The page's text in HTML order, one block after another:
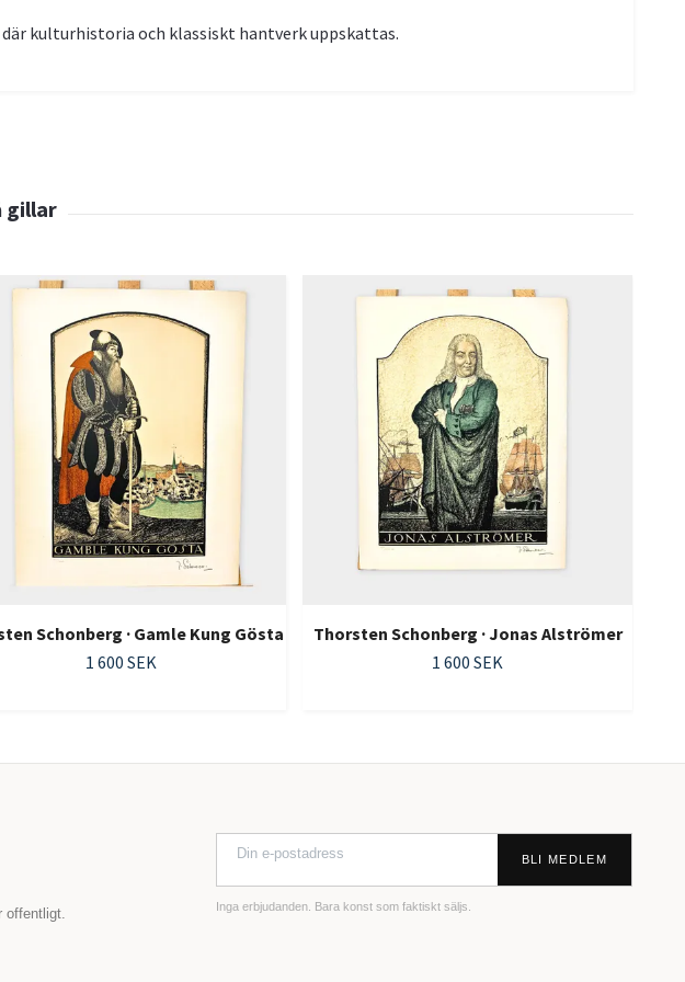
kulturhistoria och klassiskt hantverk uppskattas.
Schonberg · Gamle Kung Gösta
1 600 SEK
Thorsten Schonberg · Jonas Alströmer
1 600 SEK
offentligt.
BLI MEDLEM
Inga erbjudanden. Bara konst som faktiskt säljs.